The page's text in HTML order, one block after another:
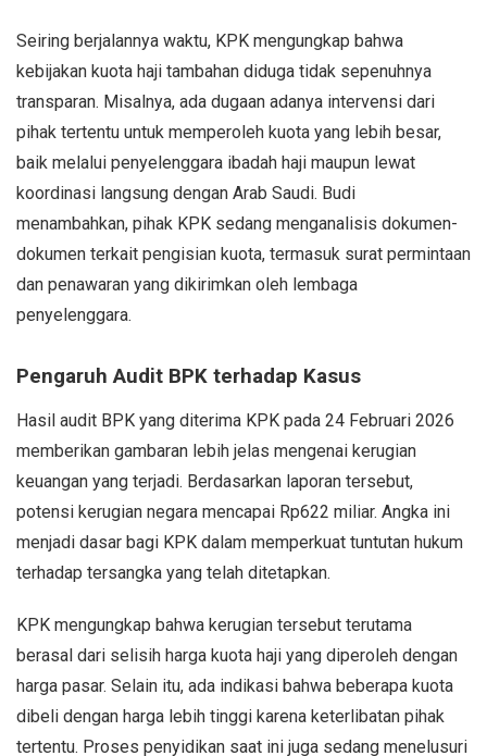
Seiring berjalannya waktu, KPK mengungkap bahwa
kebijakan kuota haji tambahan diduga tidak sepenuhnya
transparan. Misalnya, ada dugaan adanya intervensi dari
pihak tertentu untuk memperoleh kuota yang lebih besar,
baik melalui penyelenggara ibadah haji maupun lewat
koordinasi langsung dengan Arab Saudi. Budi
menambahkan, pihak KPK sedang menganalisis dokumen-
dokumen terkait pengisian kuota, termasuk surat permintaan
dan penawaran yang dikirimkan oleh lembaga
penyelenggara.
Pengaruh Audit BPK terhadap Kasus
Hasil audit BPK yang diterima KPK pada 24 Februari 2026
memberikan gambaran lebih jelas mengenai kerugian
keuangan yang terjadi. Berdasarkan laporan tersebut,
potensi kerugian negara mencapai Rp622 miliar. Angka ini
menjadi dasar bagi KPK dalam memperkuat tuntutan hukum
terhadap tersangka yang telah ditetapkan.
KPK mengungkap bahwa kerugian tersebut terutama
berasal dari selisih harga kuota haji yang diperoleh dengan
harga pasar. Selain itu, ada indikasi bahwa beberapa kuota
dibeli dengan harga lebih tinggi karena keterlibatan pihak
tertentu. Proses penyidikan saat ini juga sedang menelusuri